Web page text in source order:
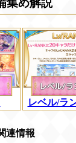
集め解説
レベル/ラ
連情報